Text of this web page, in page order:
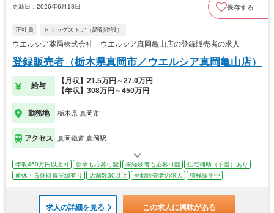
更新日：2026年6月18日 保存する
正社員 ドラッグストア（調剤併設）
ウエルシア薬局株式会社 ウエルシア真岡亀山店の登録販売者の求人
登録販売者（栃木県真岡市／ウエルシア真岡亀山店）
給与
【月収】21.5万円～27.0万円
【年収】308万円～450万円
勤務地 栃木県 真岡市
アクセス 真岡鐵道 真岡駅
年収450万円以上可 新卒も応募可能 未経験者も応募可能
住宅補助（手当）あり
産休・育休取得実績有り
店舗数30以上 登録販売者の求人 積極採用中
求人の詳細を見る この求人に興味がある